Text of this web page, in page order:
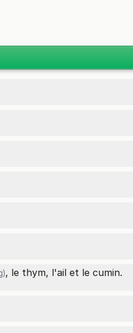
, le thym, l'ail et le cumin.